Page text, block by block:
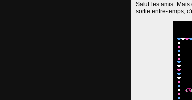
Salut les amis. Mais
sortie entre-temps,